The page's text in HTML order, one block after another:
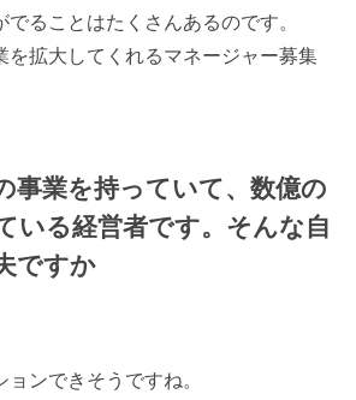
ることはたくさんあるのです。
を拡大してくれるマネージャー募集
事業を持っていて、数億の
いる経営者です。そんな自
ですか
ンできそうですね。